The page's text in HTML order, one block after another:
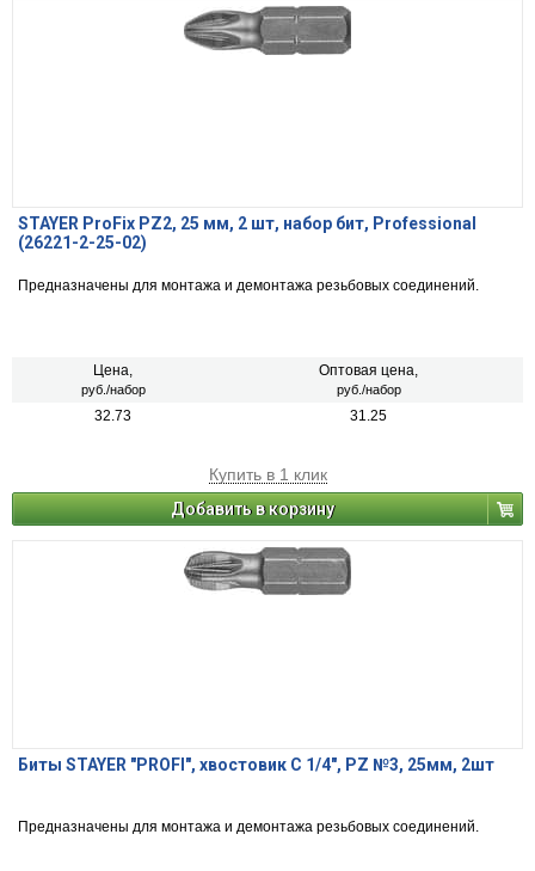
STAYER ProFix PZ2, 25 мм, 2 шт, набор бит, Professional
(26221-2-25-02)
Предназначены для монтажа и демонтажа резьбовых соединений.
Цена,
руб./набор
Оптовая цена,
руб./набор
32.73 31.25
Купить в 1 клик
Добавить в корзину
Биты STAYER "PROFI", хвостовик C 1/4", PZ №3, 25мм, 2шт
Предназначены для монтажа и демонтажа резьбовых соединений.